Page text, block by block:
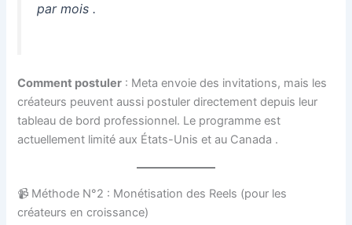
par mois.
Comment postuler : Meta envoie des invitations, mais les
créateurs peuvent aussi postuler directement depuis leur
tableau de bord professionnel. Le programme est
actuellement limité aux États-Unis et au Canada .
📹 Méthode N°2 : Monétisation des Reels (pour les
créateurs en croissance)